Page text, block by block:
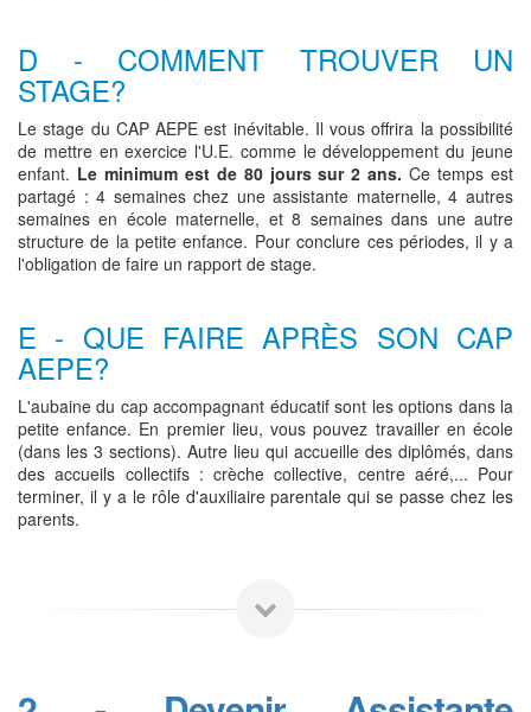
D - COMMENT TROUVER UN
STAGE?
Le stage du CAP AEPE est inévitable. Il vous offrira la possibilité
de mettre en exercice l'U.E. comme le développement du jeune
enfant. Le minimum est de 80 jours sur 2 ans. Ce temps est
partagé : 4 semaines chez une assistante maternelle, 4 autres
semaines en école maternelle, et 8 semaines dans une autre
structure de la petite enfance. Pour conclure ces périodes, il y a
l'obligation de faire un rapport de stage.
E - QUE FAIRE APRÈS SON CAP
AEPE?
L'aubaine du cap accompagnant éducatif sont les options dans la
petite enfance. En premier lieu, vous pouvez travailler en école
(dans les 3 sections). Autre lieu qui accueille des diplômés, dans
des accueils collectifs : crèche collective, centre aéré,... Pour
terminer, il y a le rôle d'auxiliaire parentale qui se passe chez les
parents.